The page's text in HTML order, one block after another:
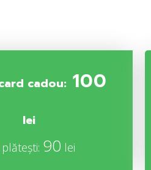
cadou: 100
lei
plătești: 90 lei